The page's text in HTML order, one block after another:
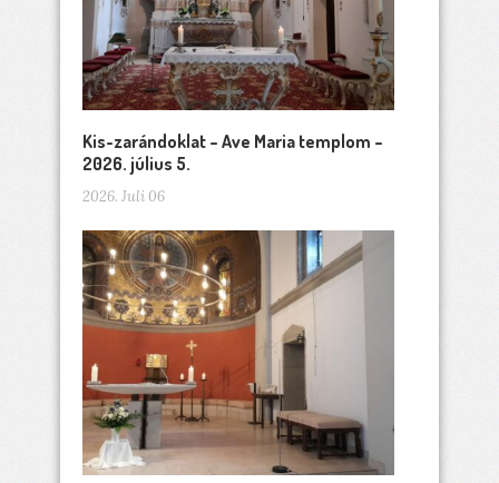
Kis-zarándoklat – Ave Maria templom –
2026. július 5.
2026. Juli 06